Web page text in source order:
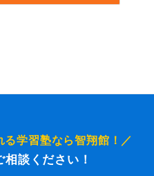
学習塾なら智翔館！／
談ください！